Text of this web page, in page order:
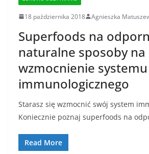
18 października 2018 Agnieszka
Superfoods na
naturalne sposoby na
wzmocnienie systemu
immunologicznego
Starasz się wzmocnić swój system
Koniecznie poznaj superfoods na
Read More